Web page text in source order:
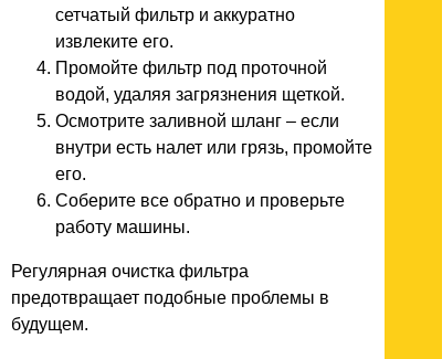
сетчатый фильтр и аккуратно
извлеките его.
Промойте фильтр под проточной
водой, удаляя загрязнения щеткой.
Осмотрите заливной шланг – если
внутри есть налет или грязь, промойте
его.
Соберите все обратно и проверьте
работу машины.
Регулярная очистка фильтра
предотвращает подобные проблемы в
будущем.